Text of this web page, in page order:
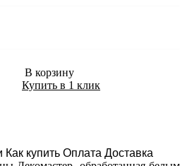
В корзину
Купить в 1 клик
Как купить Оплата Доставка